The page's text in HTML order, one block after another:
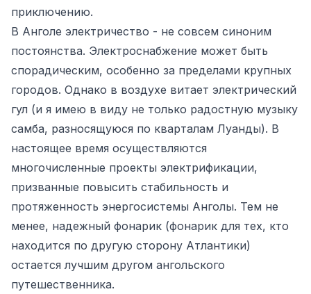
приключению.
В Анголе электричество - не совсем синоним
постоянства. Электроснабжение может быть
спорадическим, особенно за пределами крупных
городов. Однако в воздухе витает электрический
гул (и я имею в виду не только радостную музыку
самба, разносящуюся по кварталам Луанды). В
настоящее время осуществляются
многочисленные проекты электрификации,
призванные повысить стабильность и
протяженность энергосистемы Анголы. Тем не
менее, надежный фонарик (фонарик для тех, кто
находится по другую сторону Атлантики)
остается лучшим другом ангольского
путешественника.